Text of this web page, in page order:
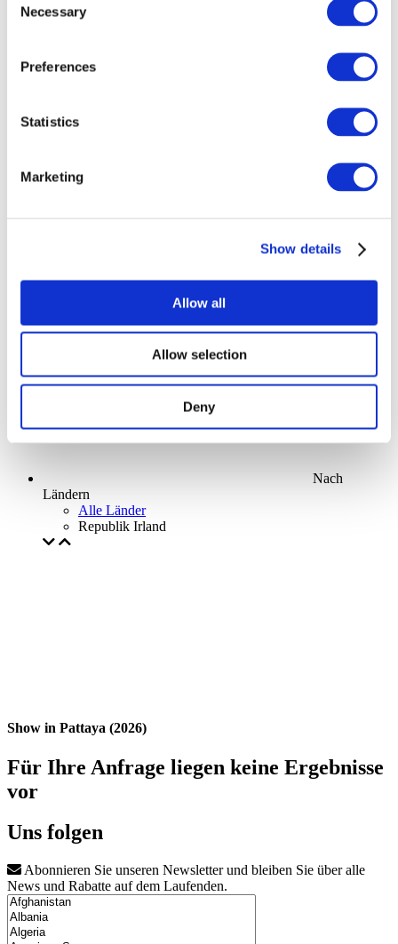
Selection
Necessary
Preferences
Statistics
Marketing
Show details
Allow all
Allow selection
Deny
Ohne Subgenre
Anwenden
Nach
Ländern
Alle Länder
Republik Irland
Show in Pattaya (2026)
Für Ihre Anfrage liegen keine Ergebnisse
vor
Uns folgen
Abonnieren Sie unseren Newsletter und bleiben Sie über alle
News und Rabatte auf dem Laufenden.